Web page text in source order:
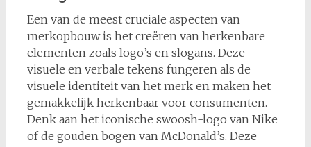
Een van de meest cruciale aspecten van
merkopbouw is het creëren van herkenbare
elementen zoals logo’s en slogans. Deze
visuele en verbale tekens fungeren als de
visuele identiteit van het merk en maken het
gemakkelijk herkenbaar voor consumenten.
Denk aan het iconische swoosh-logo van Nike
of de gouden bogen van McDonald’s. Deze